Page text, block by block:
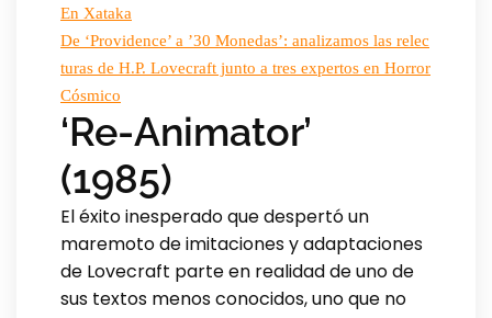
En Xataka
De ‘Providence’ a ’30 Monedas’: analizamos las relec
turas de H.P. Lovecraft junto a tres expertos en Horror
Cósmico
‘Re-Animator’
(1985)
El éxito inesperado que despertó un
maremoto de imitaciones y adaptaciones
de Lovecraft parte en realidad de uno de
sus textos menos conocidos, uno que no